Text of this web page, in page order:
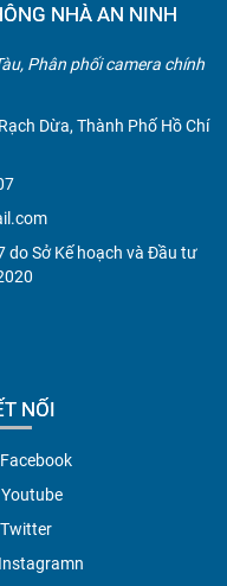
NHÀ AN NINH
Phân phối camera chính
Dừa, Thành Phố Hồ Chí
do Sở Kế hoạch và Đầu tư
NỐI
Facebook
Youtube
Twitter
Instagramn